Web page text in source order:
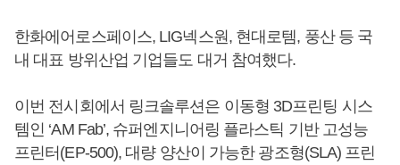
한화에어로스페이스, LIG넥스원, 현대로템, 풍산 등 국
내 대표 방위산업 기업들도 대거 참여했다.
이번 전시회에서 링크솔루션은 이동형 3D프린팅 시스
템인 ‘AM Fab’, 슈퍼엔지니어링 플라스틱 기반 고성능
프린터(EP-500), 대량 양산이 가능한 광조형(SLA) 프린